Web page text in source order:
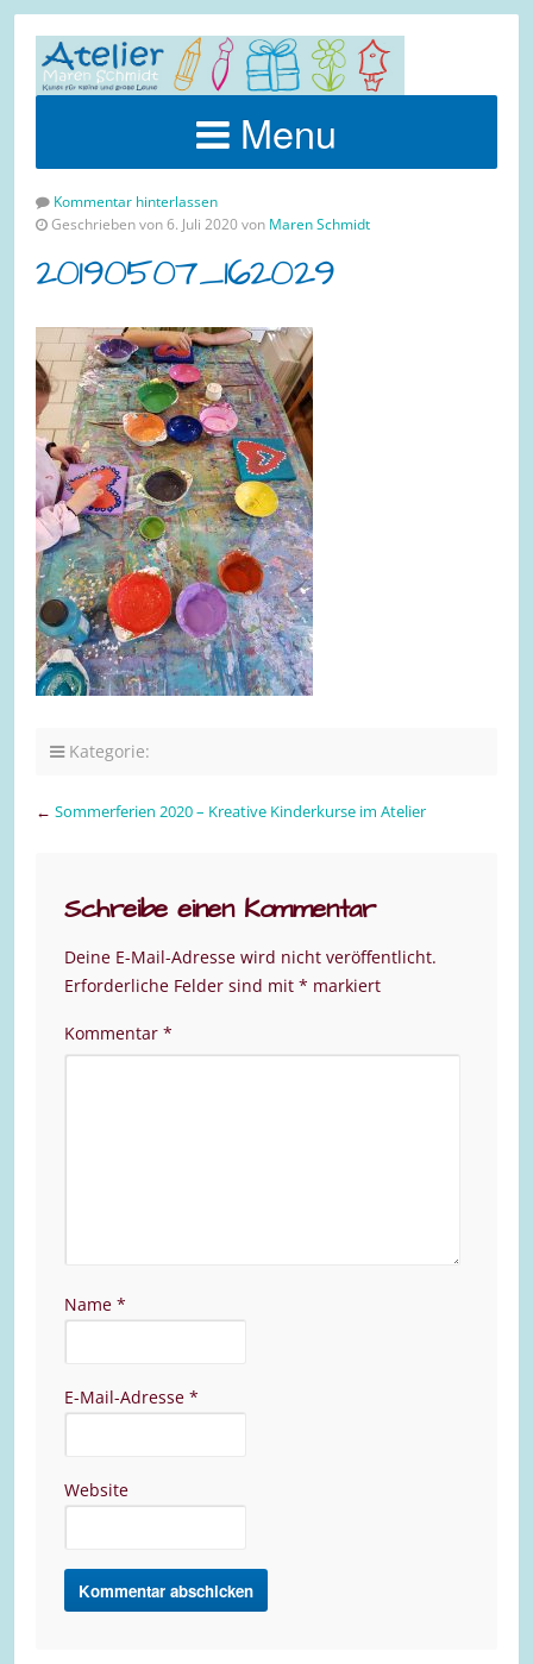
Menu
Kommentar hinterlassen
Geschrieben von 6. Juli 2020 von Maren Schmidt
20190507_162029
Kategorie:
← Sommerferien 2020 – Kreative Kinderkurse im Atelier
Schreibe einen Kommentar
Deine E-Mail-Adresse wird nicht veröffentlicht.
Erforderliche Felder sind mit * markiert
Kommentar *
Name *
E-Mail-Adresse *
Website